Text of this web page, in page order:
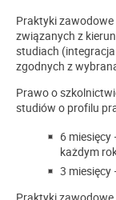
Praktyki
związanych z
studiach
zgodnych z
Prawo o
studiów o profilu
6
każdym
3 miesięcy